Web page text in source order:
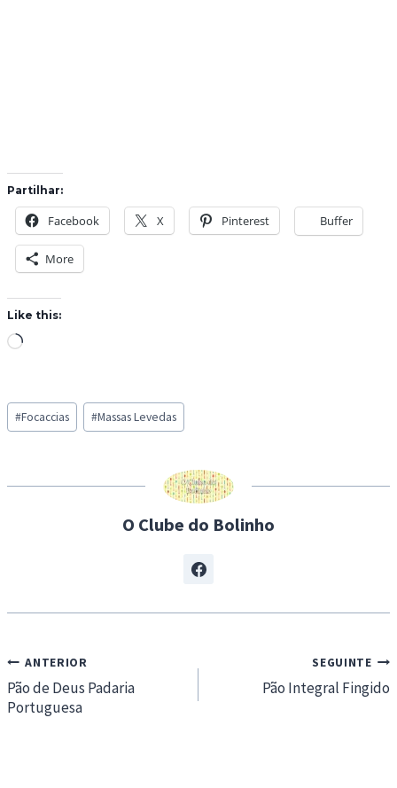
Partilhar:
Facebook X Pinterest Buffer
More
Like this:
L
d
g
Post
Tags:
#Focaccias #Massas Levedas
O Clube do Bolinho
Navegação
de
artigos
ANTERIOR
Pão de Deus Padaria
Portuguesa
SEGUINTE
Pão Integral Fingido